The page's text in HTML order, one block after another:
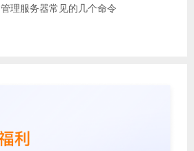
管理服务器常见的几个命令